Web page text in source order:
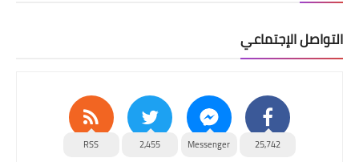
التواصل الإجتماعي
25,742
Messenger
2,455
RSS